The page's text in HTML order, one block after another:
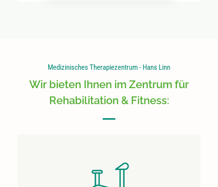
Medizinisches Therapiezentrum - Hans Linn
Wir bieten Ihnen im Zentrum für
Rehabilitation & Fitness: